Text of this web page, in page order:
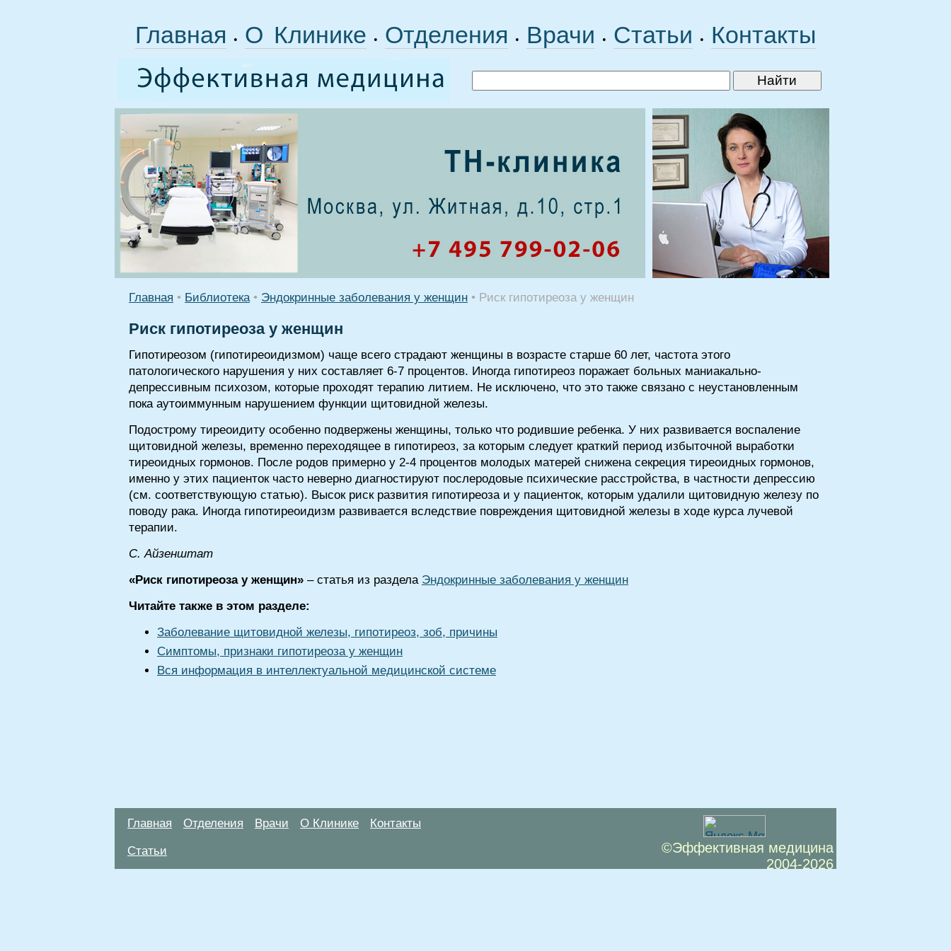
Главная • О Клинике • Отделения • Врачи • Статьи • Контакты
Главная • Библиотека • Эндокринные заболевания у женщин • Риск гипотиреоза у женщин
Риск гипотиреоза у женщин
Гипотиреозом (гипотиреоидизмом) чаще всего страдают женщины в возрасте старше 60 лет, частота этого
патологического нарушения у них составляет 6-7 процентов. Иногда гипотиреоз поражает больных маниакально-
депрессивным психозом, которые проходят терапию литием. Не исключено, что это также связано с неустановленным
пока аутоиммунным нарушением функции щитовидной железы.
Подострому тиреоидиту особенно подвержены женщины, только что родившие ребенка. У них развивается воспаление
щитовидной железы, временно переходящее в гипотиреоз, за которым следует краткий период избыточной выработки
тиреоидных гормонов. После родов примерно у 2-4 процентов молодых матерей снижена секреция тиреоидных гормонов,
именно у этих пациенток часто неверно диагностируют послеродовые психические расстройства, в частности депрессию
(см. соответствующую статью). Высок риск развития гипотиреоза и у пациенток, которым удалили щитовидную железу по
поводу рака. Иногда гипотиреоидизм развивается вследствие повреждения щитовидной железы в ходе курса лучевой
терапии.
С. Айзенштат
«Риск гипотиреоза у женщин» – статья из раздела Эндокринные заболевания у женщин
Читайте также в этом разделе:
Заболевание щитовидной железы, гипотиреоз, зоб, причины
Симптомы, признаки гипотиреоза у женщин
Вся информация в интеллектуальной медицинской системе
Главная Отделения Врачи О Клинике Контакты
Статьи
©Эффективная медицина
2004-2026